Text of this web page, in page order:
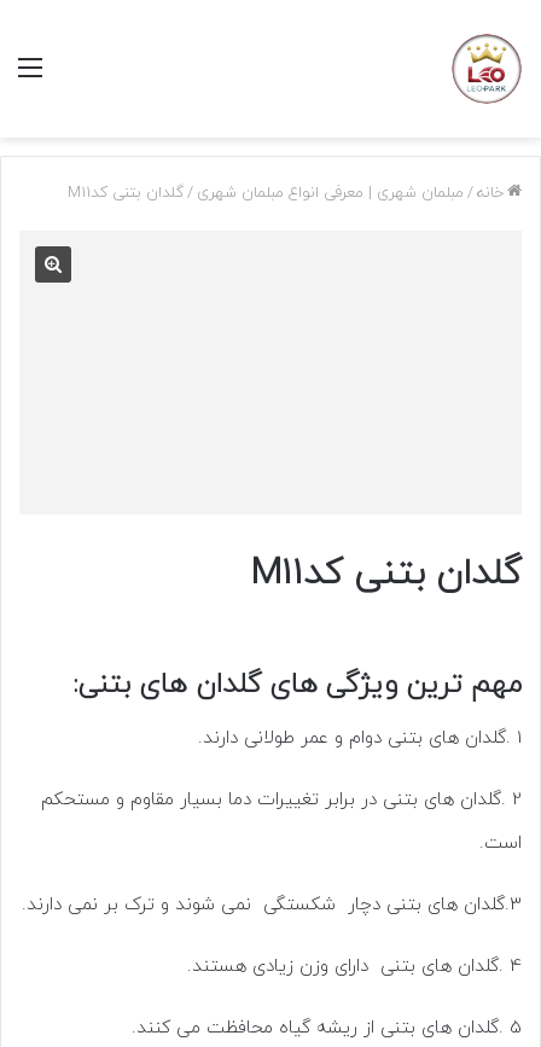
خانه/ مبلمان شهری | معرفی انواع مبلمان شهری /گلدان بتنی کدM11
گلدان بتنی کدM11
مهم ترین ویژگی های گلدان های بتنی:
1 .گلدان های بتنی دوام و عمر طولانی دارند.
2 .گلدان های بتنی در برابر تغییرات دما بسیار مقاوم و مستحکم
است.
3.گلدان های بتنی دچار شکستگی نمی شوند و ترک بر نمی دارند.
4 .گلدان های بتنی دارای وزن زیادی هستند.
5 .گلدان های بتنی از ریشه گیاه محافظت می کنند.